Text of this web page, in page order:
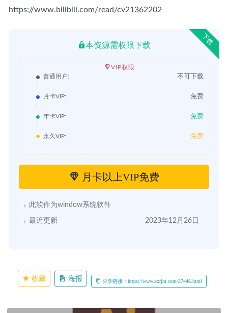
https://www.bilibili.com/read/cv21362202
下载
本资源需权限下载
VIP权限
普通用户:
不可下载
月卡VIP: 免费
年卡VIP: 免费
永久VIP: 免费
月卡以上VIP免费
此软件为window系统软件
最近更新 2023年12月26日
收藏 海报 分享链接：https://www.xxrjm.com/27446.html